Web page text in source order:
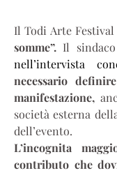
Il Todi Arte
somme”. Il
nell’intervista
necessario
manifestazione,
società esterna
dell’evento.
L’incognita
contributo che